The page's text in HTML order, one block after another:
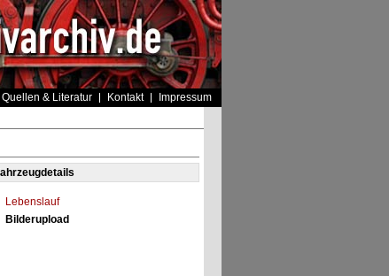
Quellen & Literatur Kontakt Impressum
Lebenslauf
Bilderupload